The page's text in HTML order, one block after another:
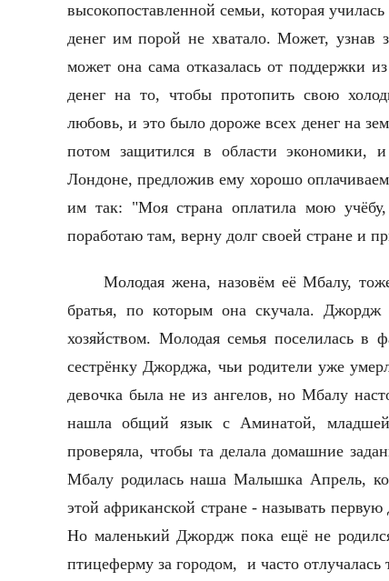
высокопоставленной семьи, которая
денег им порой не хватало. Mожет,
может она сама отказалась от поддержки
денег на то, чтобы протопить свою
любовь, и это было дороже всех денег на
потом защитился в области экономики, и
Лондоне, предложив ему хорошо
им так: "Моя страна оплатила мою
поработаю там, верну долг своей стране и
Молодая жена, назовём её Мбалу,
братья, по которым она скучала.
хозяйством. Молодая семья поселилась
сестрёнку Джорджа, чьи родители уже
девочка была не из ангелов, но Мбалу
нашла общий язык с Аминатой, младшей
проверяла, чтобы та делала домашние
Мбалу родилась наша Малышка Апрель,
этой африканской стране - называть
Но маленький Джордж пока ещё не
птицеферму за городом, и часто